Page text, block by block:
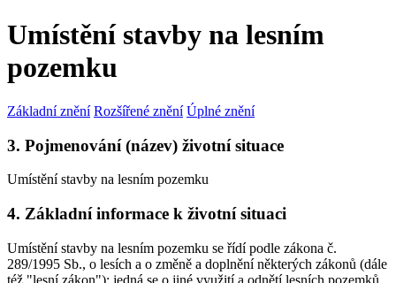
Umístění stavby na lesním
pozemku
Základní znění Rozšířené znění Úplné znění
3. Pojmenování (název) životní situace
Umístění stavby na lesním pozemku
4. Základní informace k životní situaci
Umístění stavby na lesním pozemku se řídí podle zákona č.
289/1995 Sb., o lesích a o změně a doplnění některých zákonů (dále
též "lesní zákon"); jedná se o jiné využití a odnětí lesních pozemků